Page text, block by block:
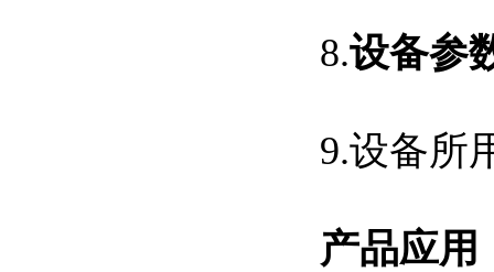
8.设备参
9.设备所
产品应用